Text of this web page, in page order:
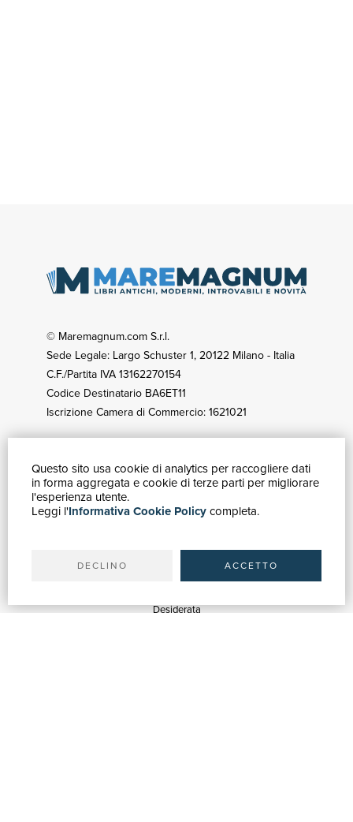
Questo sito usa cookie di analytics per raccogliere dati
in forma aggregata e cookie di terze parti per migliorare
l'esperienza utente.
Leggi l'Informativa Cookie Policycompleta.
DECLINO ACCETTO
© Maremagnum.com S.r.l.
Sede Legale: Largo Schuster 1, 20122 Milano - Italia
C.F./Partita IVA 13162270154
Codice Destinatario BA6ET11
Iscrizione Camera di Commercio: 1621021
GUIDA ACQUISTI
Ricerca avanzata
Spedizioni
Desiderata